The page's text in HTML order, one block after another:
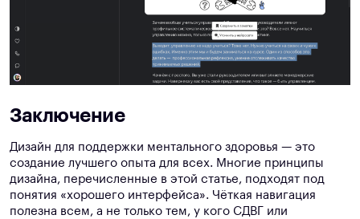
Заключение
Дизайн для поддержки ментального здоровья — это
создание лучшего опыта для всех. Многие принципы
дизайна, перечисленные в этой статье, подходят под
понятия «хорошего интерфейса». Чёткая навигация
полезна всем, а не только тем, у кого СДВГ или